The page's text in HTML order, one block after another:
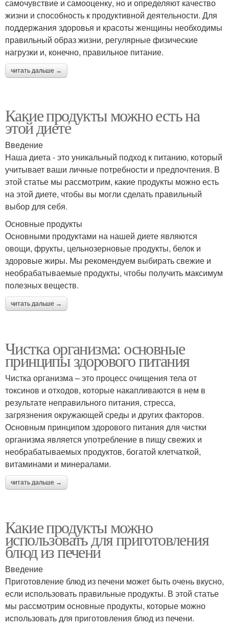
самочувствие и самооценку, но и определяют качество
жизни и способность к продуктивной деятельности. Для
поддержания здоровья и красоты женщины необходимы
правильный образ жизни, регулярные физические
нагрузки и, конечно, правильное питание.
читать дальше →
Какие продукты можно есть на
этой диете
Введение
Наша диета - это уникальный подход к питанию, который
учитывает ваши личные потребности и предпочтения. В
этой статье мы рассмотрим, какие продукты можно есть
на этой диете, чтобы вы могли сделать правильный
выбор для себя.
Основные продукты
Основными продуктами на нашей диете являются
овощи, фрукты, цельнозерновые продукты, белок и
здоровые жиры. Мы рекомендуем выбирать свежие и
необрабатываемые продукты, чтобы получить максимум
полезных веществ.
читать дальше →
Чистка организма: основные
принципы здорового питания
Чистка организма – это процесс очищения тела от
токсинов и отходов, которые накапливаются в нем в
результате неправильного питания, стресса,
загрязнения окружающей среды и других факторов.
Основным принципом здорового питания для чистки
организма является употребление в пищу свежих и
необрабатываемых продуктов, богатой клетчаткой,
витаминами и минералами.
читать дальше →
Какие продукты можно
использовать для приготовления
блюд из печени
Введение
Приготовление блюд из печени может быть очень вкусно,
если использовать правильные продукты. В этой статье
мы рассмотрим основные продукты, которые можно
использовать для приготовления блюд из печени.